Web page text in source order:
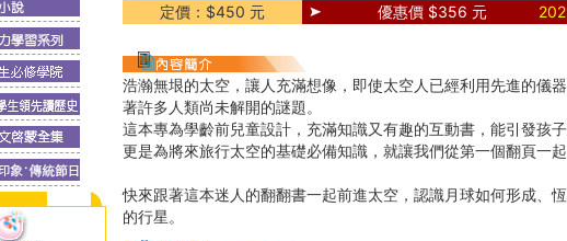
定價：$450 元 優惠價 $356 元
浩瀚無垠的太空，讓人充滿想像，即使太空人已經利用先進的儀
著許多人類尚未解開的謎題。
這本專為學齡前兒童設計，充滿知識又有趣的互動書，能引發孩
更是為將來旅行太空的基礎必備知識，就讓我們從第一個翻頁一
快來跟著這本迷人的翻翻書一起前進太空，認識月球如何形成、
的行星。